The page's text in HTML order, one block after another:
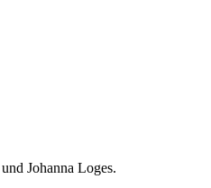
Johanna Loges.